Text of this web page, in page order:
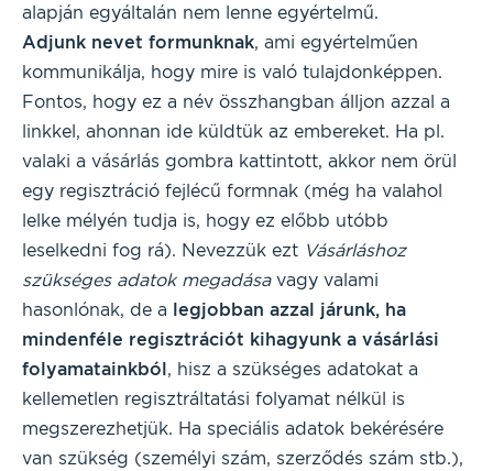
alapján egyáltalán nem lenne egyértelmű.
Adjunk nevet formunknak, ami egyértelműen
kommunikálja, hogy mire is való tulajdonképpen.
Fontos, hogy ez a név összhangban álljon azzal a
linkkel, ahonnan ide küldtük az embereket. Ha pl.
valaki a vásárlás gombra kattintott, akkor nem örül
egy regisztráció fejlécű formnak (még ha valahol
lelke mélyén tudja is, hogy ez előbb utóbb
leselkedni fog rá). Nevezzük ezt Vásárláshoz
szükséges adatok megadása vagy valami
hasonlónak, de a legjobban azzal járunk, ha
mindenféle regisztrációt kihagyunk a vásárlási
folyamatainkból, hisz a szükséges adatokat a
kellemetlen regisztráltatási folyamat nélkül is
megszerezhetjük. Ha speciális adatok bekérésére
van szükség (személyi szám, szerződés szám stb.),